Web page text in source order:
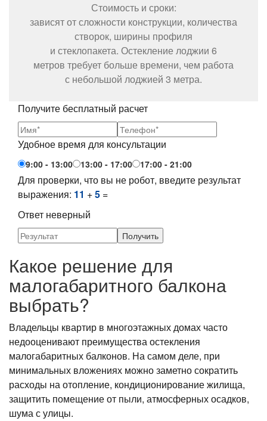
Стоимость и сроки:
зависят от сложности конструкции, количества
створок, ширины профиля
и стеклопакета. Остекление лоджии 6
метров требует больше времени, чем работа
с небольшой лоджией 3 метра.
Получите бесплатный расчет
Удобное время для консультации
9:00 - 13:00 13:00 - 17:00 17:00 - 21:00
Для проверки, что вы не робот, введите результат
выражения: 11 +5 =
Ответ неверный
Какое решение для
малогабаритного балкона
выбрать?
Владельцы квартир в многоэтажных домах часто
недооценивают преимущества остекления
малогабаритных балконов. На самом деле, при
минимальных вложениях можно заметно сократить
расходы на отопление, кондиционирование жилища,
защитить помещение от пыли, атмосферных осадков,
шума с улицы.